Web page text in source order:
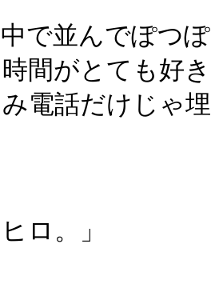
で並んでぽつ
間がとても好
電話だけじゃ
ロ。」